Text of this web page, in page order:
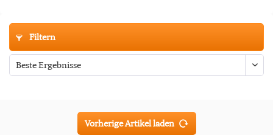
Filtern
Vorherige Artikel laden